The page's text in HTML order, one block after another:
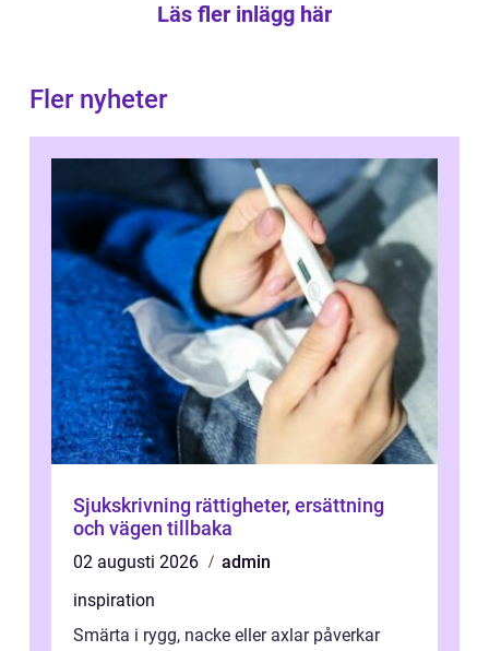
Läs fler inlägg här
Fler nyheter
Sjukskrivning rättigheter, ersättning
och vägen tillbaka
02 augusti 2026
admin
inspiration
Smärta i rygg, nacke eller axlar påverkar